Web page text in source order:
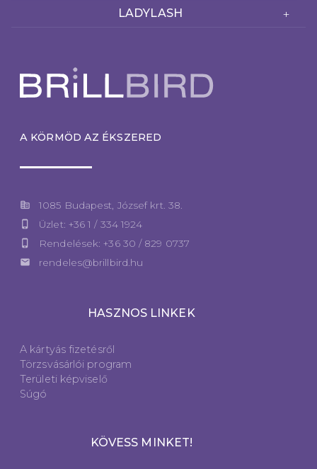
LADYLASH
A KÖRMÖD AZ ÉKSZERED
corporate_fare 1085 Budapest, József krt. 38.
phone_iphone Üzlet: +36 1 / 334 1924
phone_iphone Rendelések: +36 30 / 829 0737
email rendeles@brillbird.hu
HASZNOS LINKEK
A kártyás fizetésről
Törzsvásárlói program
Területi képviselő
Súgó
KÖVESS MINKET!